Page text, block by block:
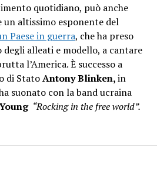
quotidiano, può anche
un altissimo esponente del
Paese in guerra, che ha preso
degli alleati e modello, a cantare
l’America. È successo a
di StatoAntony Blinken,in
suonato con la band ucraina
“Rocking in the free world”.